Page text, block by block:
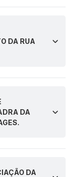
DA RUA
DA
DA